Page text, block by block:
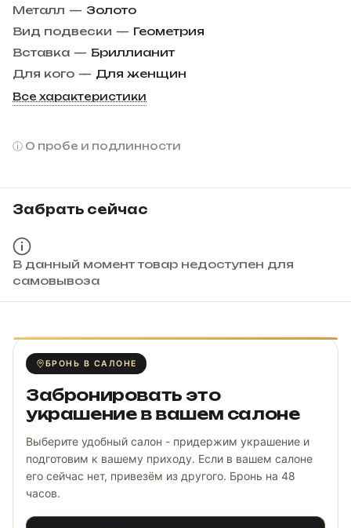
Металл — Золото
Вид подвески — Геометрия
Вставка — Бриллианит
Для кого — Для женщин
Все характеристики
О пробе и подлинности
Забрать сейчас
В данный момент товар недоступен для
самовывоза
БРОНЬ В САЛОНЕ
Забронировать это
украшение в вашем салоне
Выберите удобный салон - придержим украшение и
подготовим к вашему приходу. Если в вашем салоне
его сейчас нет, привезём из другого. Бронь на 48
часов.